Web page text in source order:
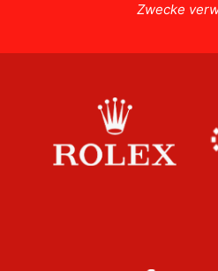
Zwecke